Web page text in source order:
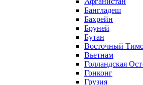
Бангладеш
Бахрейн
Бруней
Бутан
Восточный
Вьетнам
Голландская
Гонконг
Грузия